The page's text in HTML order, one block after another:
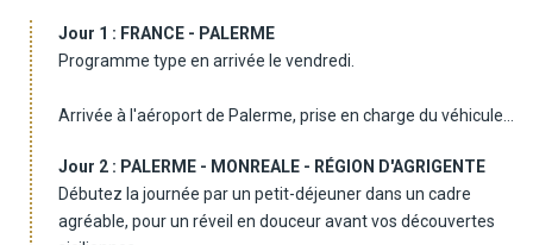
- Catégorie F (CFMR) type Jeep Renegade ou similaire
TERMES & CONDITIONS :
- Le conducteur doit être âgé de 25 à 75 ans, titulaire d'un
permis de conduire datant d'un an au minimum.
- Les conducteurs âgés de 21 à 24 ans sont autorisés à conduire le
véhicule, sous réserve d'un supplément (variable selon la
catégorie du véhicule) et à condition d'être titulaires d'un permis
de conduire depuis au moins 2 ans.
Jour 1 : FRANCE - PALERME
Programme type en arrivée le vendredi.
Arrivée à l'aéroport de Palerme, prise en charge du véhicule
Jour 2 : PALERME - MONREALE - RÉGION D'AGRIGENTE
Débutez la journée par un petit-déjeuner dans un cadre
agréable, pour un réveil en douceur avant vos découvertes